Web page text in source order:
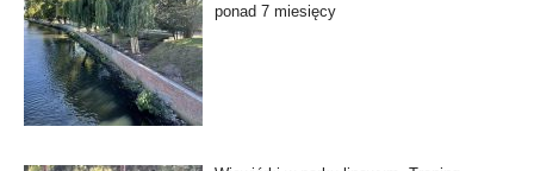
ponad 7 miesięcy